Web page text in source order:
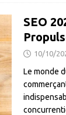
SEO
10/10/
Le monde